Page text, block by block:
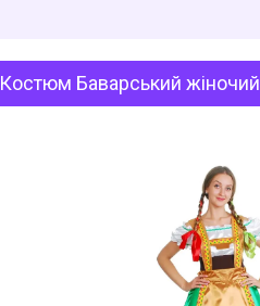
Костюм Баварський жіночий